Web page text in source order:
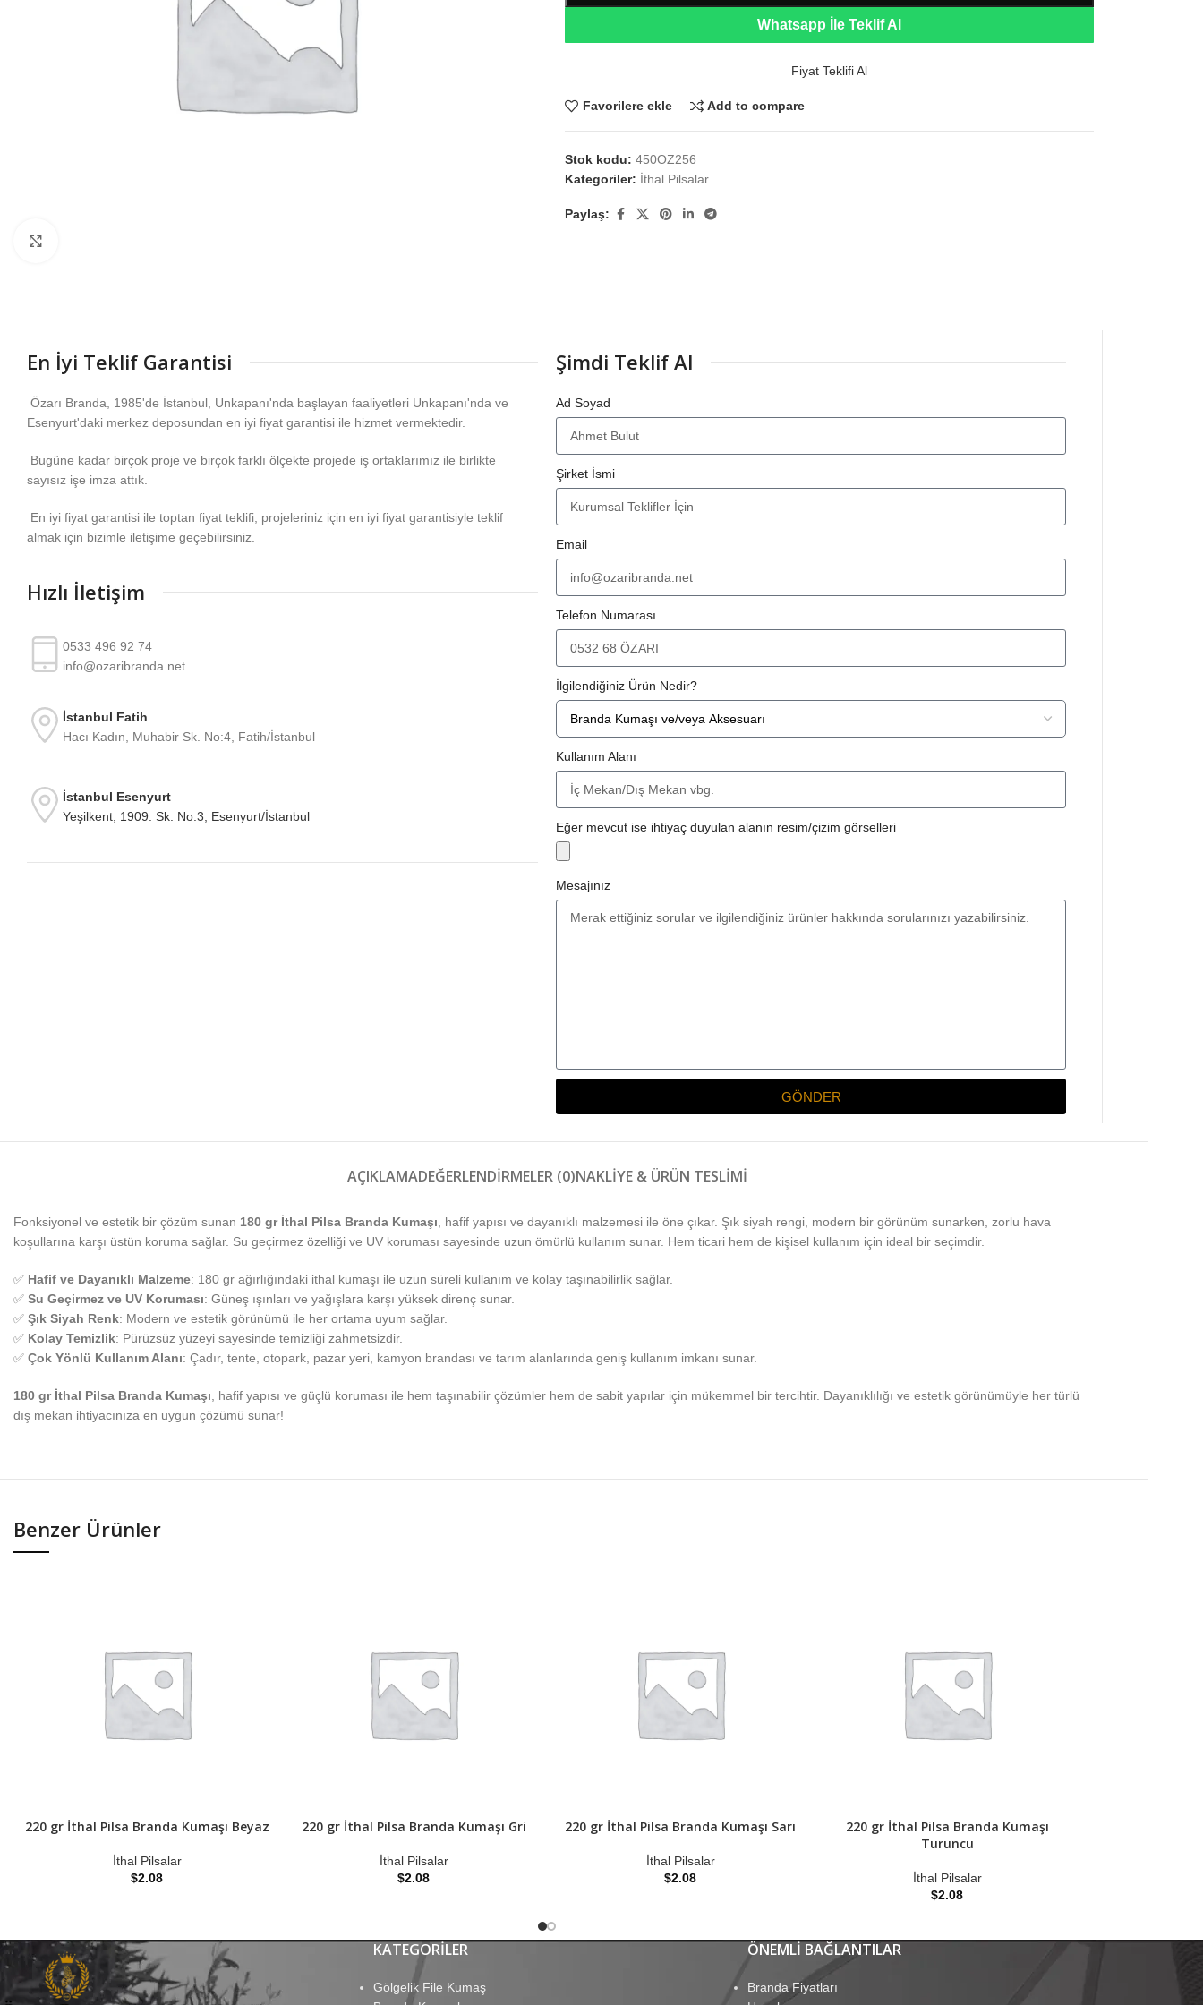
Whatsapp İle Teklif Al
Fiyat Teklifi Al
Favorilere ekle Add to compare
Stok kodu: 450OZ256
Kategoriler: İthal Pilsalar
Paylaş:
En İyi Teklif Garantisi
Özarı Branda, 1985'de İstanbul, Unkapanı'nda başlayan faaliyetleri Unkapanı'nda ve
Esenyurt'daki merkez deposundan en iyi fiyat garantisi ile hizmet vermektedir.
Bugüne kadar birçok proje ve birçok farklı ölçekte projede iş ortaklarımız ile birlikte
sayısız işe imza attık.
En iyi fiyat garantisi ile toptan fiyat teklifi, projeleriniz için en iyi fiyat garantisiyle teklif
almak için bizimle iletişime geçebilirsiniz.
Hızlı İletişim
0533 496 92 74
info@ozaribranda.net
İstanbul Fatih
Hacı Kadın, Muhabir Sk. No:4, Fatih/İstanbul
İstanbul Esenyurt
Yeşilkent, 1909. Sk. No:3, Esenyurt/İstanbul
Şimdi Teklif Al
Ad Soyad
Şirket İsmi
Email
Telefon Numarası
İlgilendiğiniz Ürün Nedir?
Kullanım Alanı
Eğer mevcut ise ihtiyaç duyulan alanın resim/çizim görselleri
Mesajınız
GÖNDER
AÇIKLAMADEĞERLENDIRMELER (0)NAKLIYE & ÜRÜN TESLIMI
Fonksiyonel ve estetik bir çözüm sunan 180 gr İthal Pilsa Branda Kumaşı , hafif yapısı ve dayanıklı malzemesi ile öne çıkar. Şık siyah rengi, modern bir görünüm sunarken, zorlu hava
koşullarına karşı üstün koruma sağlar. Su geçirmez özelliği ve UV koruması sayesinde uzun ömürlü kullanım sunar. Hem ticari hem de kişisel kullanım için ideal bir seçimdir.
✅ Hafif ve Dayanıklı Malzeme: 180 gr ağırlığındaki ithal kumaşı ile uzun süreli kullanım ve kolay taşınabilirlik sağlar.
✅ Su Geçirmez ve UV Koruması: Güneş ışınları ve yağışlara karşı yüksek direnç sunar.
✅ Şık Siyah Renk: Modern ve estetik görünümü ile her ortama uyum sağlar.
✅ Kolay Temizlik: Pürüzsüz yüzeyi sayesinde temizliği zahmetsizdir.
✅ Çok Yönlü Kullanım Alanı: Çadır, tente, otopark, pazar yeri, kamyon brandası ve tarım alanlarında geniş kullanım imkanı sunar.
180 gr İthal Pilsa Branda Kumaşı , hafif yapısı ve güçlü koruması ile hem taşınabilir çözümler hem de sabit yapılar için mükemmel bir tercihtir. Dayanıklılığı ve estetik görünümüyle her türlü
dış mekan ihtiyacınıza en uygun çözümü sunar!
Benzer Ürünler
220 gr İthal Pilsa Branda Kumaşı Beyaz
İthal Pilsalar
$2.08
220 gr İthal Pilsa Branda Kumaşı Gri
İthal Pilsalar
$2.08
220 gr İthal Pilsa Branda Kumaşı Sarı
İthal Pilsalar
$2.08
220 gr İthal Pilsa Branda Kumaşı
Turuncu
İthal Pilsalar
$2.08
KATEGORILER
Gölgelik File Kumaş
ÖNEMLI BAĞLANTILAR
Branda Fiyatları